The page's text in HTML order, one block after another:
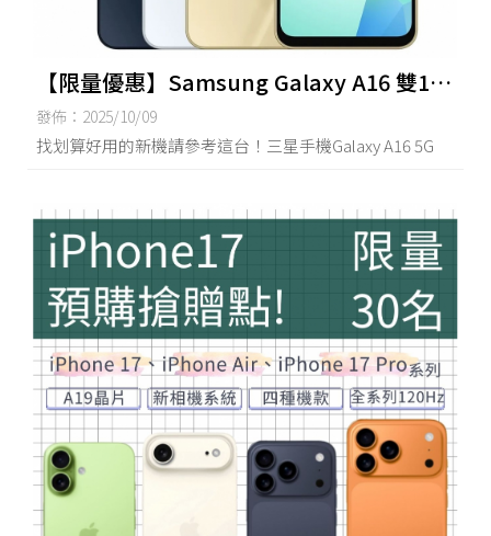
【限量優惠】Samsung Galaxy A16 雙10
特價| 台南買iPhone17,台南手機買賣,台南
三星無卡分期,台南空機買賣
發佈：2025/10/09
找划算好用的新機請參考這台！三星手機Galaxy A16 5G